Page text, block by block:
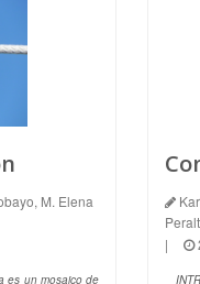
M. Elena
es un mosaico de
|